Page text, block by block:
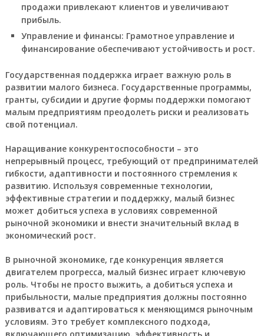
продажи привлекают клиентов и увеличивают
прибыль.
Управление и финансы: Грамотное управлениеи
финансированиеобеспечивают устойчивостьи рост.
Государственная поддержка играет важную роль в
развитии малого бизнеса. Государственные программы,
гранты, субсидии и другие формы поддержки помогают
малым предприятиям преодолеть риски и реализовать
свой потенциал.
Наращивание конкурентоспособности – это
непрерывный процесс, требующий от предпринимателей
гибкости, адаптивности и постоянного стремления к
развитию. Используя современные технологии,
эффективные стратегии и поддержку, малый бизнес
может добиться успеха в условиях современной
рыночной экономики и внести значительный вклад в
экономический рост.
В рыночной экономике, где конкуренция является
двигателем прогресса, малый бизнесиграет ключевую
роль. Чтобы не просто выжить, а добиться успеха и
прибыльности, малые предприятия должны постоянно
развиватся и адаптироваться к меняющимся рыночным
условиям. Это требует комплексного подхода,